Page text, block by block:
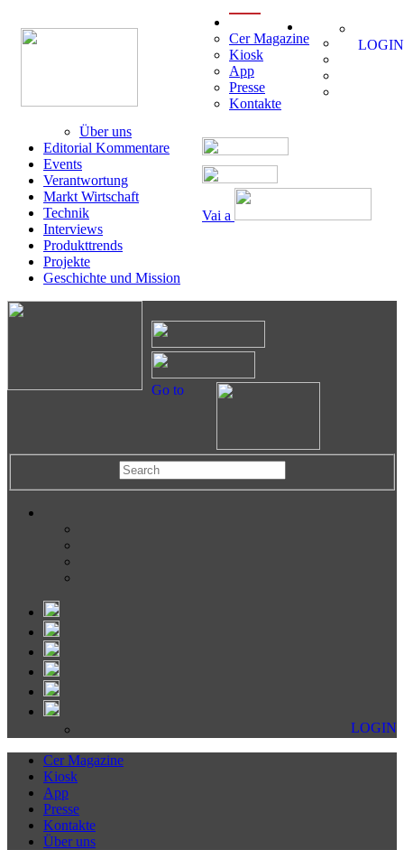
Vai a
Cer Magazine
Kiosk
App
Presse
Kontakte
Über uns
Editorial Kommentare
Events
Verantwortung
Markt Wirtschaft
Technik
Interviews
Produkttrends
Projekte
Geschichte und Mission
LOGIN
Go to
LOGIN
Cer Magazine
Kiosk
App
Presse
Kontakte
Über uns